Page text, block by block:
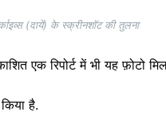
(दायें) के स्क्रीनशॉट की तुलना
एक रिपोर्ट में भी यह फ़ोटो
है.